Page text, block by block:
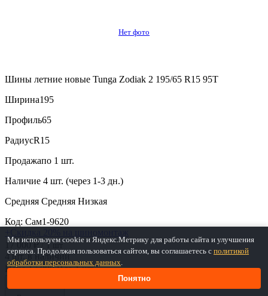
Нет фото
Шины летние новые Tunga Zodiak 2 195/65 R15 95T
Ширина195
Профиль65
РадиусR15
Продажапо 1 шт.
Наличие 4 шт. (через 1-3 дн.)
Средняя Средняя Низкая
Код: Сам1-9620
17 000 ₽ / 1 шт
4 шт. в наличии
Цена 17 000 ₽ за 1 шт.
+
Мы используем cookie и Яндекс.Метрику для работы сайта и улучшения
сервиса. Продолжая пользоваться сайтом, вы соглашаетесь с политикой
обработки персональных данных.
Понятно